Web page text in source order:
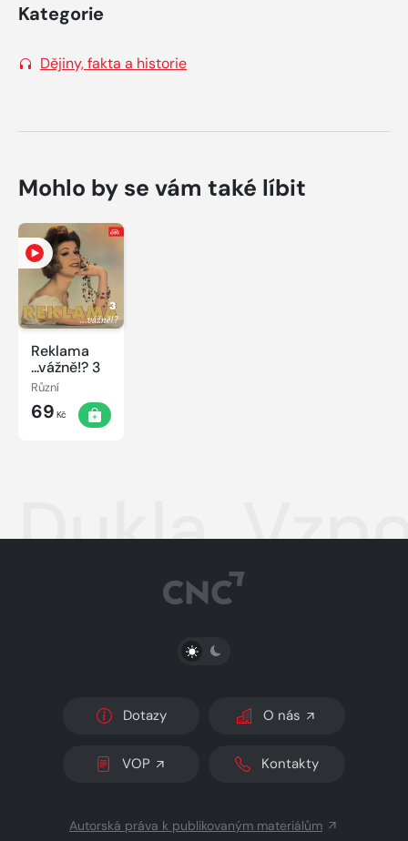
Kategorie
Dějiny, fakta a historie
Mohlo by se vám také líbit
Reklama
...vážně!? 3
Různí
69 Kč
Dukla.
PŘEPNOUT SVĚTLÝ/TMAVÝ REŽIM
Dotazy O nás
VOP Kontakty
Autorská práva k publikovaným materiálům